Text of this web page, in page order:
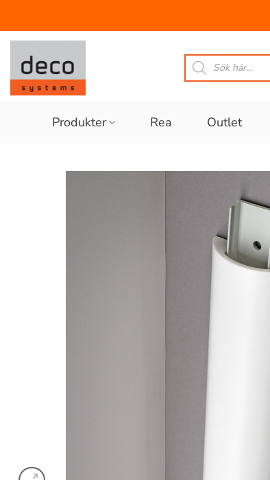
Skip
content
Produktsökning
Produkter Rea Outlet